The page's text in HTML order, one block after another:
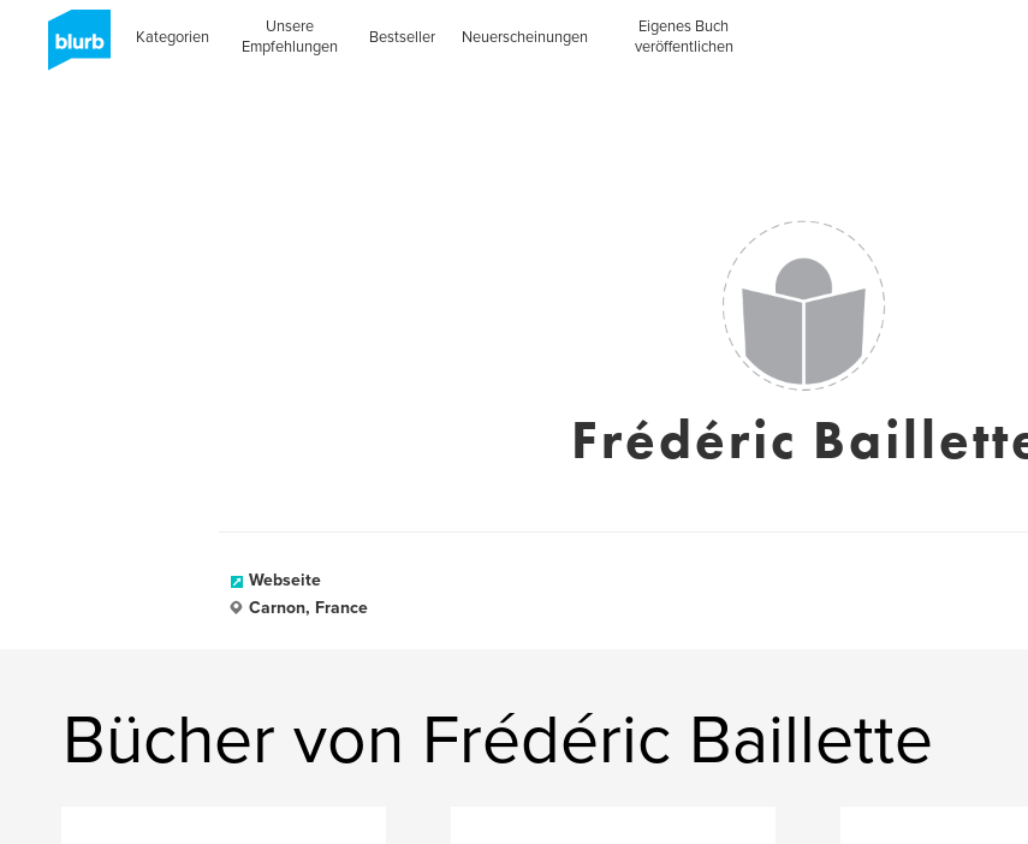
Kategorien
Unsere
Empfehlungen
Bestseller Neuerscheinungen
Eigenes Buch
veröffentlichen
Frédéric
Webseite
Carnon, France
Bücher von Frédéric Baillette